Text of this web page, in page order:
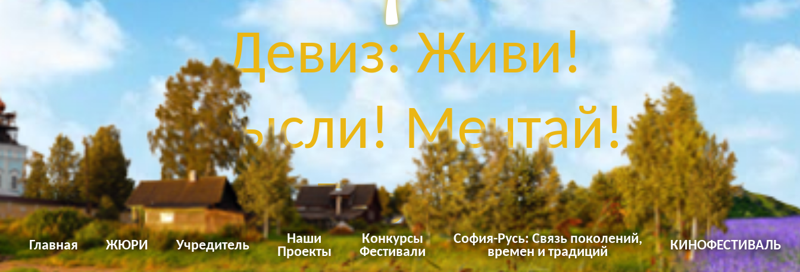
Девиз: Живи!
Мысли! Мечтай!
Твори!
Главная ЖЮРИ Учредитель
Наши
Проекты
Конкурсы
Фестивали
София-Русь: Связь поколений,
времен и традиций
КИНОФЕСТИВАЛЬ